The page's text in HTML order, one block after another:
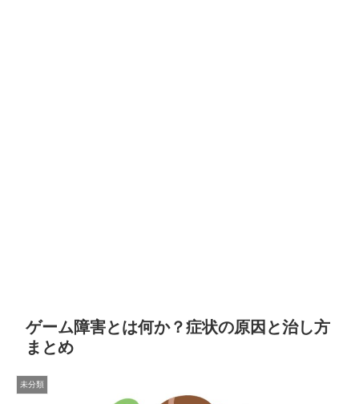
ゲーム障害とは何か？症状の原因と治し方
まとめ
未分類